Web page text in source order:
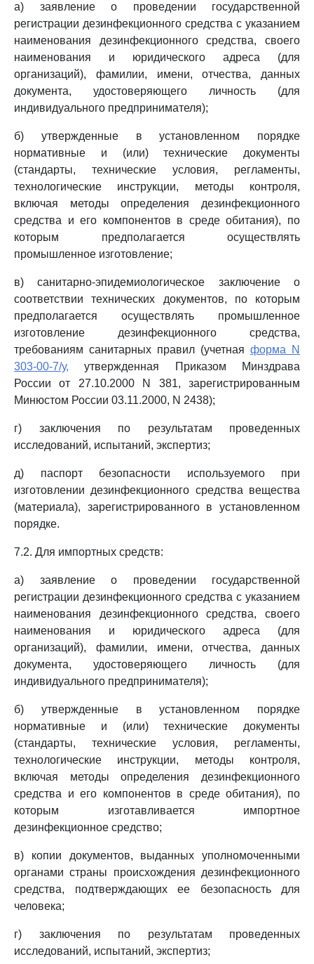
а) заявление о проведении государственной
регистрации дезинфекционного средства с указанием
наименования дезинфекционного средства, своего
наименования и юридического адреса (для
организаций), фамилии, имени, отчества, данных
документа, удостоверяющего личность (для
индивидуального предпринимателя);
б) утвержденные в установленном порядке
нормативные и (или) технические документы
(стандарты, технические условия, регламенты,
технологические инструкции, методы контроля,
включая методы определения дезинфекционного
средства и его компонентов в среде обитания), по
которым предполагается осуществлять
промышленное изготовление;
в) санитарно-эпидемиологическое заключение о
соответствии технических документов, по которым
предполагается осуществлять промышленное
изготовление дезинфекционного средства,
требованиям санитарных правил (учетная форма N
303-00-7/у, утвержденная Приказом Минздрава
России от 27.10.2000 N 381, зарегистрированным
Минюстом России 03.11.2000, N 2438);
г) заключения по результатам проведенных
исследований, испытаний, экспертиз;
д) паспорт безопасности используемого при
изготовлении дезинфекционного средства вещества
(материала), зарегистрированного в установленном
порядке.
7.2. Для импортных средств:
а) заявление о проведении государственной
регистрации дезинфекционного средства с указанием
наименования дезинфекционного средства, своего
наименования и юридического адреса (для
организаций), фамилии, имени, отчества, данных
документа, удостоверяющего личность (для
индивидуального предпринимателя);
б) утвержденные в установленном порядке
нормативные и (или) технические документы
(стандарты, технические условия, регламенты,
технологические инструкции, методы контроля,
включая методы определения дезинфекционного
средства и его компонентов в среде обитания), по
которым изготавливается импортное
дезинфекционное средство;
в) копии документов, выданных уполномоченными
органами страны происхождения дезинфекционного
средства, подтверждающих ее безопасность для
человека;
г) заключения по результатам проведенных
исследований, испытаний, экспертиз;